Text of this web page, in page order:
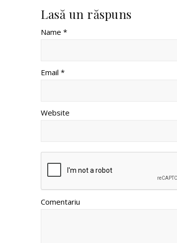
Lasă un răspuns
Name *
Email *
Website
Comentariu